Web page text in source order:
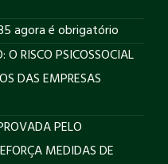
agora é obrigatório
RISCO PSICOSSOCIAL
DAS EMPRESAS
PELO
MEDIDAS DE